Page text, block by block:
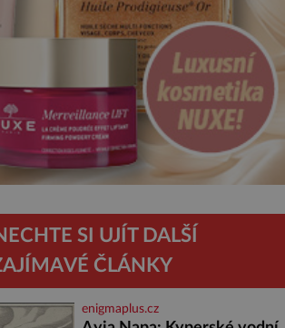
SI UJÍT DALŠÍ
ČLÁNKY
enigmaplus.cz